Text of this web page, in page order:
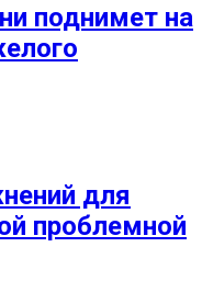
поднимет на
для
проблемной